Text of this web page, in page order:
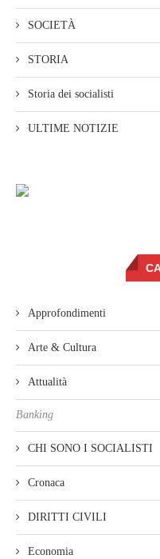
SOCIETÀ
STORIA
Storia dei socialisti
ULTIME NOTIZIE
Approfondimenti
Arte & Cultura
Attualità
Banking
CHI SONO I SOCIALISTI
Cronaca
DIRITTI CIVILI
Economia